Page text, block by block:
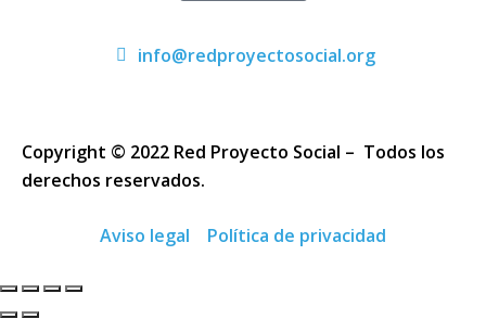
info@redproyectosocial.org
Copyright © 2022 Red Proyecto Social – Todos los
derechos reservados.
Aviso legal Política de privacidad